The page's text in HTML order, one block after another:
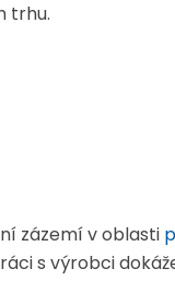
trhu.
zázemí v oblasti
s výrobci